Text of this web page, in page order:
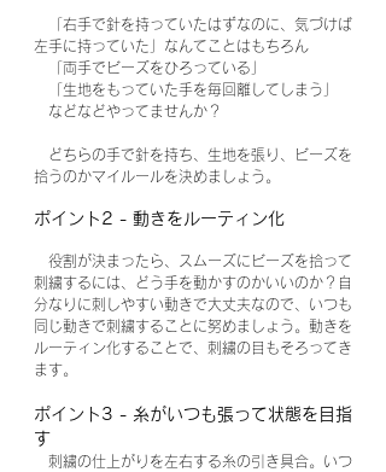
「右手で針を持っていたはずなのに、気づけば
左手に持っていた」なんてことはもちろん
「両手でビーズをひろっている」
「生地をもっていた手を毎回離してしまう」
などなどやってませんか？
どちらの手で針を持ち、生地を張り、ビーズを
拾うのかマイルールを決めましょう。
ポイント2 - 動きをルーティン化
役割が決まったら、スムーズにビーズを拾って
刺繍するには、どう手を動かすのかいいのか？自
分なりに刺しやすい動きで大丈夫なので、いつも
同じ動きで刺繍することに努めましょう。動きを
ルーティン化することで、刺繍の目もそろってき
ます。
ポイント3 - 糸がいつも張って状態を目指
す
刺繍の仕上がりを左右する糸の引き具合。いつ